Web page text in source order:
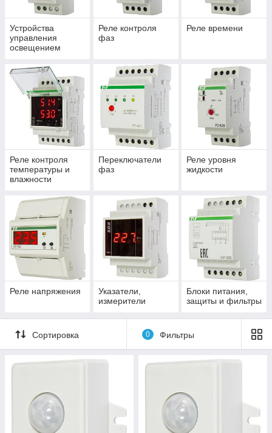
Устройства
управления
освещением
Реле контроля
фаз
Реле времени
Реле контроля
температуры и
влажности
Переключатели
фаз
Реле уровня
жидкости
Реле напряжения
Указатели,
измерители
Блоки питания,
защиты и фильтры
Сортировка 0 Фильтры